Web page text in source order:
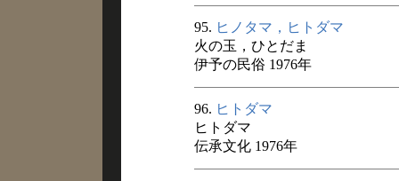
95. ヒノタマ，ヒトダマ
火の玉，ひとだま
伊予の民俗 1976年
96. ヒトダマ
ヒトダマ
伝承文化 1976年